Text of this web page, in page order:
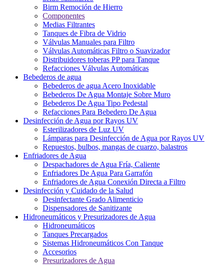
Birm Remoción de Hierro
Componentes
Medias Filtrantes
Tanques de Fibra de Vidrio
Válvulas Manuales para Filtro
Válvulas Automáticas Filtro o Suavizador
Distribuidores toberas PP para Tanque
Refacciones Válvulas Automáticas
Bebederos de agua
Bebederos de agua Acero Inoxidable
Bebederos De Agua Montaje Sobre Muro
Bebederos De Agua Tipo Pedestal
Refacciones Para Bebedero De Agua
Desinfección de Agua por Rayos UV
Esterilizadores de Luz UV
Lámparas para Desinfección de Agua por Rayos UV
Repuestos, bulbos, mangas de cuarzo, balastros
Enfriadores de Agua
Despachadores de Agua Fría, Caliente
Enfriadores De Agua Para Garrafón
Enfriadores de Agua Conexión Directa a Filtro
Desinfección y Cuidado de la Salud
Desinfectante Grado Alimenticio
Dispensadores de Sanitizante
Hidroneumáticos y Presurizadores de Agua
Hidroneumáticos
Tanques Precargados
Sistemas Hidroneumáticos Con Tanque
Accesorios
Presurizadores de Agua